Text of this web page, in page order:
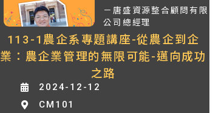
－唐盛資源整合顧問有限
公司總經理
113-1農企系專題講座-從農企到企
業：農企業管理的無限可能-邁向成功
之路
2024-12-12
CM101